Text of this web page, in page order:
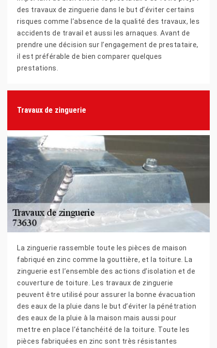
des travaux de zinguerie dans le but d’éviter certains
risques comme l’absence de la qualité des travaux, les
accidents de travail et aussi les arnaques. Avant de
prendre une décision sur l’engagement de prestataire,
il est préférable de bien comparer quelques
prestations.
Travaux de zinguerie
La zinguerie rassemble toute les pièces de maison
fabriqué en zinc comme la gouttière, et la toiture. La
zinguerie est l’ensemble des actions d’isolation et de
couverture de toiture. Les travaux de zinguerie
peuvent être utilisé pour assurer la bonne évacuation
des eaux de la pluie dans le but d’éviter la pénétration
des eaux de la pluie à la maison mais aussi pour
mettre en place l’étanchéité de la toiture. Toute les
pièces fabriquées en zinc sont très résistantes